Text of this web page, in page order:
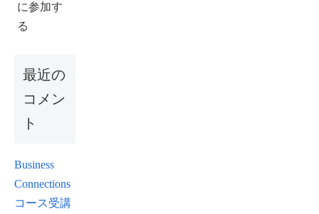
に参加す
る
最近の
コメン
ト
Business
Connections
コース受講